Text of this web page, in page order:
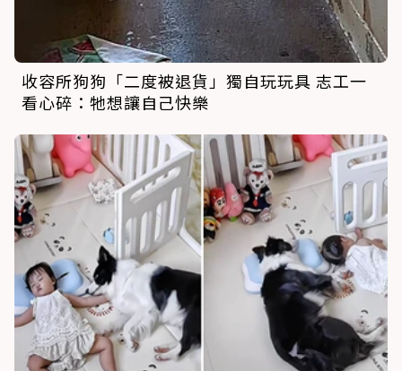
收容所狗狗「二度被退貨」獨自玩玩具 志工一
看心碎：牠想讓自己快樂